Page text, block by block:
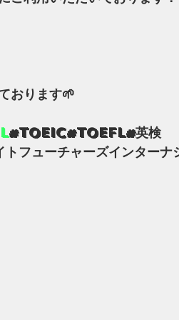
おります🌱
#TOEIC#TOEFL#英検
チャーズインターナ